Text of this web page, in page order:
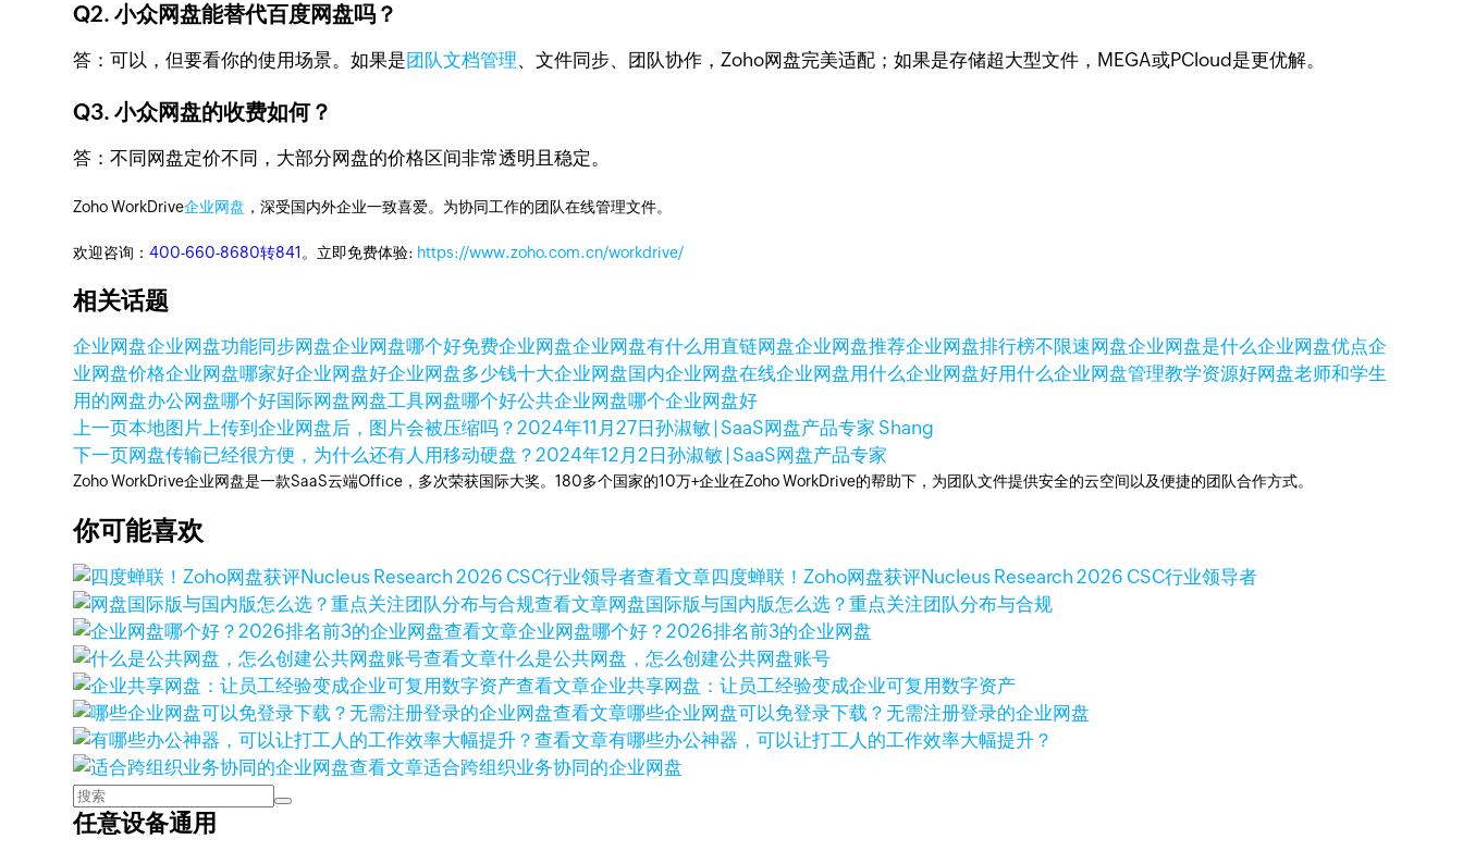
Q2. 小众网盘能替代百度网盘吗？
答：可以，但要看你的使用场景。如果是团队文档管理、文件同步、团队协作，Zoho网盘完美适配；如果是存储超大型文件，MEGA或PCloud是更优解。
Q3. 小众网盘的收费如何？
答：不同网盘定价不同，大部分网盘的价格区间非常透明且稳定。
Zoho WorkDrive企业网盘 ，深受国内外企业一致喜爱。为协同工作的团队在线管理文件。
欢迎咨询：400-660-8680转841 。立即免费体验: https://www.zoho.com.cn/workdrive/
相关话题
企业网盘企业网盘功能同步网盘企业网盘哪个好免费企业网盘企业网盘有什么用 直链网盘企业网盘推荐企业网盘排行榜不限速网盘企业网盘是什么企业网盘优点企
业网盘价格企业网盘哪家好企业网盘好企业网盘多少钱十大企业网盘国内企业网盘在线企业网盘用什么企业网盘好用什么企业网盘管理教学资源好网盘老师和学生
用的网盘办公网盘哪个好国际网盘网盘工具网盘哪个好公共企业网盘哪个企业网盘好
上一页本地图片上传到企业网盘后，图片会被压缩吗？2024年11月27日孙淑敏 | SaaS网盘产品专家 Shang
下一页网盘传输已经很方便，为什么还有人用移动硬盘？2024年12月2日孙淑敏 | SaaS网盘产品专家
Zoho WorkDrive企业网盘是一款SaaS云端Office，多次荣获国际大奖。180多个国家的10万+企业在Zoho WorkDrive的帮助下，为团队文件提供安全的云空间以及便捷的团队合作方式。
你可能喜欢
查看文章四度蝉联！Zoho网盘获评Nucleus Research 2026 CSC行业领导者
查看文章网盘国际版与国内版怎么选？重点关注团队分布与合规
查看文章企业网盘哪个好？2026排名前3的企业网盘
查看文章什么是公共网盘，怎么创建公共网盘账号
查看文章企业共享网盘：让员工经验变成企业可复用数字资产
查看文章哪些企业网盘可以免登录下载？无需注册登录的企业网盘
查看文章有哪些办公神器，可以让打工人的工作效率大幅提升？
查看文章适合跨组织业务协同的企业网盘
任意设备通用